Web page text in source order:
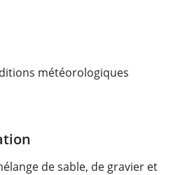
météorologiques
de sable, de gravier et